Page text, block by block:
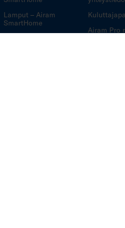
Lamput – Airam
SmartHome
Airam Pro